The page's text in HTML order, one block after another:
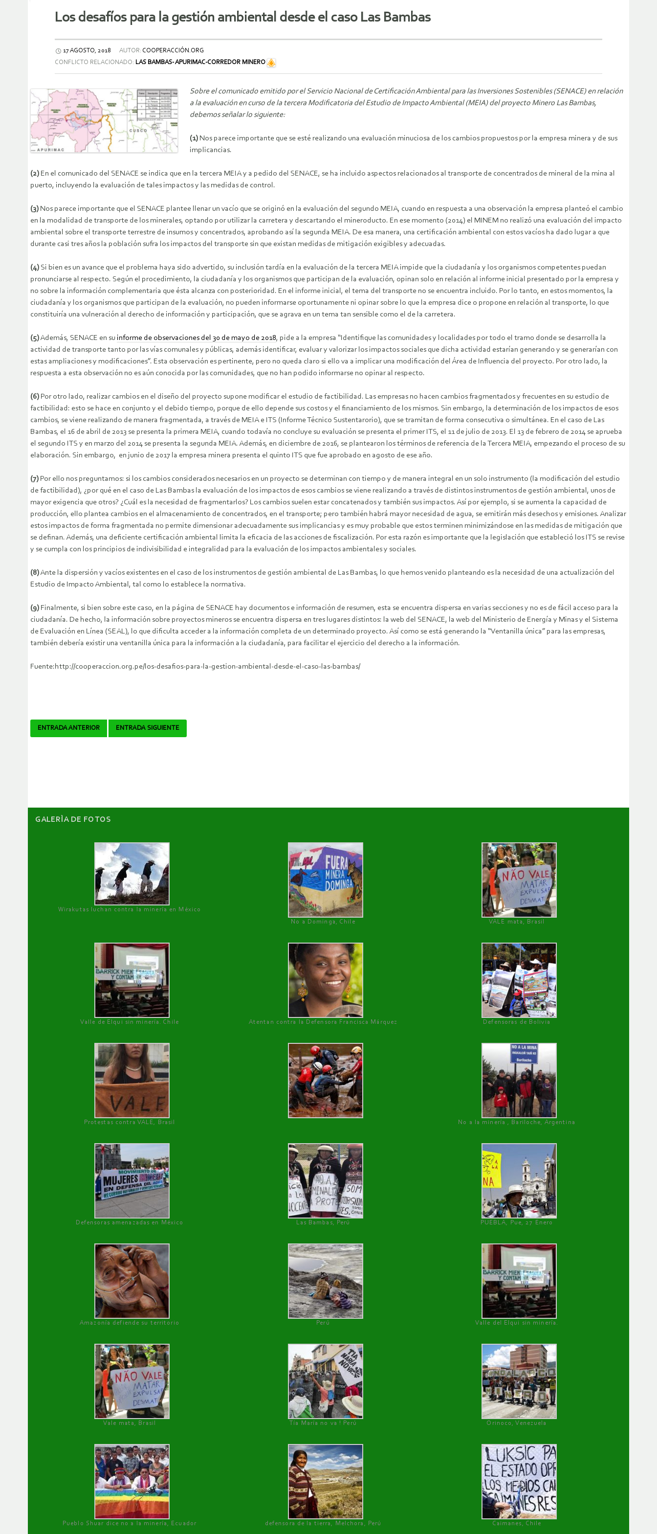
Los desafíos para la gestión ambiental desde el caso Las Bambas
17 AGOSTO, 2018 AUTOR: COOPERACCIÓN.ORG
CONFLICTO RELACIONADO: LAS BAMBAS- APURIMAC-CORREDOR MINERO
Sobre el comunicado emitido por el Servicio Nacional de Certificación Ambiental para las Inversiones Sostenibles (SENACE) en relación
a la evaluación en curso de la tercera Modificatoria del Estudio de Impacto Ambiental (MEIA) del proyecto Minero Las Bambas,
debemos señalar lo siguiente:
(1) Nos parece importante que se esté realizando una evaluación minuciosa de los cambios propuestos por la empresa minera y de sus
implicancias.
(2) En el comunicado del SENACE se indica que en la tercera MEIA y a pedido del SENACE, se ha incluido aspectos relacionados al transporte de concentrados de mineral de la mina al
puerto, incluyendo la evaluación de tales impactos y las medidas de control.
(3) Nos parece importante que el SENACE plantee llenar un vacío que se originó en la evaluación del segundo MEIA, cuando en respuesta a una observación la empresa planteó el cambio
en la modalidad de transporte de los minerales, optando por utilizar la carretera y descartando el mineroducto. En ese momento (2014) el MINEM no realizó una evaluación del impacto
ambiental sobre el transporte terrestre de insumos y concentrados, aprobando así la segunda MEIA. De esa manera, una certificación ambiental con estos vacíos ha dado lugar a que
durante casi tres años la población sufra los impactos del transporte sin que existan medidas de mitigación exigibles y adecuadas.
(4) Si bien es un avance que el problema haya sido advertido, su inclusión tardía en la evaluación de la tercera MEIA impide que la ciudadanía y los organismos competentes puedan
pronunciarse al respecto. Según el procedimiento, la ciudadanía y los organismos que participan de la evaluación, opinan solo en relación al informe inicial presentado por la empresa y
no sobre la información complementaria que ésta alcanza con posterioridad. En el informe inicial, el tema del transporte no se encuentra incluido. Por lo tanto, en estos momentos, la
ciudadanía y los organismos que participan de la evaluación, no pueden informarse oportunamente ni opinar sobre lo que la empresa dice o propone en relación al transporte, lo que
constituiría una vulneración al derecho de información y participación, que se agrava en un tema tan sensible como el de la carretera.
(5)Además, SENACE en su informe de observaciones del 30 de mayo de 2018, pide a la empresa “Identifique las comunidades y localidades por todo el tramo donde se desarrolla la
actividad de transporte tanto por las vías comunales y públicas, además identificar, evaluar y valorizar los impactos sociales que dicha actividad estarían generando y se generarían con
estas ampliaciones y modificaciones”. Esta observación es pertinente, pero no queda claro si ello va a implicar una modificación del Área de Influencia del proyecto. Por otro lado, la
respuesta a esta observación no es aún conocida por las comunidades, que no han podido informarse no opinar al respecto.
(6) Por otro lado, realizar cambios en el diseño del proyecto supone modificar el estudio de factibilidad. Las empresas no hacen cambios fragmentados y frecuentes en su estudio de
factibilidad: esto se hace en conjunto y el debido tiempo, porque de ello depende sus costos y el financiamiento de los mismos. Sin embargo, la determinación de los impactos de esos
cambios, se viene realizando de manera fragmentada, a través de MEIA e ITS (Informe Técnico Sustentarorio), que se tramitan de forma consecutiva o simultánea. En el caso de Las
Bambas, el 16 de abril de 2013 se presenta la primera MEIA, cuando todavía no concluye su evaluación se presenta el primer ITS, el 11 de julio de 2013. El 13 de febrero de 2014 se aprueba
el segundo ITS y en marzo del 2014 se presenta la segunda MEIA. Además, en diciembre de 2016, se plantearon los términos de referencia de la Tercera MEIA, empezando el proceso de su
elaboración. Sin embargo, en junio de 2017 la empresa minera presenta el quinto ITS que fue aprobado en agosto de ese año.
(7) Por ello nos preguntamos: si los cambios considerados necesarios en un proyecto se determinan con tiempo y de manera integral en un solo instrumento (la modificación del estudio
de factibilidad), ¿por qué en el caso de Las Bambas la evaluación de los impactos de esos cambios se viene realizando a través de distintos instrumentos de gestión ambiental, unos de
mayor exigencia que otros? ¿Cuál es la necesidad de fragmentarlos? Los cambios suelen estar concatenados y también sus impactos. Así por ejemplo, si se aumenta la capacidad de
producción, ello plantea cambios en el almacenamiento de concentrados, en el transporte; pero también habrá mayor necesidad de agua, se emitirán más desechos y emisiones. Analizar
estos impactos de forma fragmentada no permite dimensionar adecuadamente sus implicancias y es muy probable que estos terminen minimizándose en las medidas de mitigación que
se definan. Además, una deficiente certificación ambiental limita la eficacia de las acciones de fiscalización. Por esta razón es importante que la legislación que estableció los ITS se revise
y se cumpla con los principios de indivisibilidad e integralidad para la evaluación de los impactos ambientales y sociales.
(8)Ante la dispersión y vacíos existentes en el caso de los instrumentos de gestión ambiental de Las Bambas, lo que hemos venido planteando es la necesidad de una actualización del
Estudio de Impacto Ambiental, tal como lo establece la normativa.
(9) Finalmente, si bien sobre este caso, en la página de SENACE hay documentos e información de resumen, esta se encuentra dispersa en varias secciones y no es de fácil acceso para la
ciudadanía. De hecho, la información sobre proyectos mineros se encuentra dispersa en tres lugares distintos: la web del SENACE, la web del Ministerio de Energía y Minas y el Sistema
de Evaluación en Línea (SEAL), lo que dificulta acceder a la información completa de un determinado proyecto. Así como se está generando la “Ventanilla única” para las empresas,
también debería existir una ventanilla única para la información a la ciudadanía, para facilitar el ejercicio del derecho a la información.
Fuente:http://cooperaccion.org.pe/los-desafios-para-la-gestion-ambiental-desde-el-caso-las-bambas/
Navegador
ENTRADA ANTERIOR ENTRADA SIGUIENTE
GALERÌA DE FOTOS
Wirakutas luchan contra la minería en México
No a Dominga, Chile
VALE mata, Brasil
Valle de Elqui sin minería. Chile Atentan contra la Defensora Francisca Márquez Defensoras de Bolivia
Protestas contra VALE, Brasil No a la minería , Bariloche, Argentina
Defensoras amenazadas en México Las Bambas, Perú PUEBLA, Pue, 27 Enero
Amazonía defiende su territorio Perú Valle del Elqui sin minería.
Vale mata, Brasil Tía María no va ! Perú Orinoco, Venezuela
Pueblo Shuar dice no a la minería, Ecuador defensora de la tierra, Melchora, Perú Caimanes, Chile